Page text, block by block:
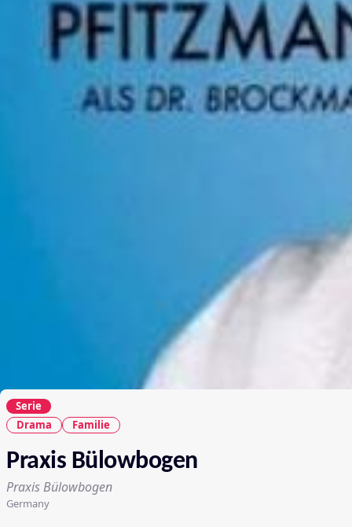
Serie
Drama
Familie
Praxis Bülowbogen
Praxis Bülowbogen
Germany